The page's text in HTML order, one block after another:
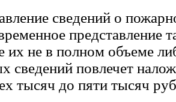
сведений о
представление
их не в полном объеме
сведений повлечет
тысяч до пяти тысяч